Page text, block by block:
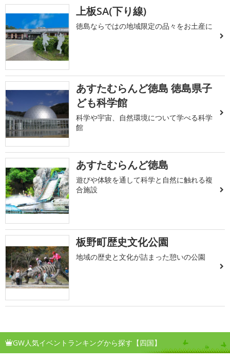
上板SA(下り線)
徳島ならではの地域限定の品々をお土産に
あすたむらんど徳島 徳島県子
ども科学館
科学や宇宙、自然環境について学べる科学
館
あすたむらんど徳島
遊びや体験を通して科学と自然に触れる複
合施設
板野町歴史文化公園
地域の歴史と文化が詰まった憩いの公園
GW人気イベントランキングから探す【四国】